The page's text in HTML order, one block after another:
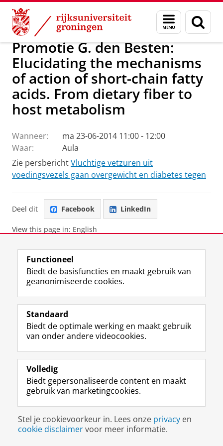
Skip
Content
Skip
Navigation
Menu
en
zoeken
Over ons Actueel Nieuws
Promotie G. den Besten:
Elucidating the mechanisms
of action of short-chain fatty
acids. From dietary fiber to
host metabolism
Wanneer:
ma 23-06-2014 11:00 - 12:00
Waar:
Aula
Zie persberichtVluchtige vetzuren uit
voedingsvezels gaan overgewicht en diabetes tegen
Deel dit Facebook LinkedIn
View this page in: English
Volg de RUG
F
a
c
e
b
o
k
a
i
n
a
R
i
j
L
i
k
e
I
n
p
g
i
n
a
R
i
R
S
-
f
e
d
i
k
s
n
i
v
I
n
t
a
r
-
c
c
u
n
t
Y
o
T
u
e
a
a
a
R
i
Studiekiezers
Maatschappij/bedrijven
Alumni
Over ons
Disclaimer & Copyright Privacy
Cookies
Inloggen
Functioneel
Biedt de basisfuncties en maakt gebruik van
geanonimiseerde cookies.
Standaard
Biedt de optimale werking en maakt gebruik
van onder andere videocookies.
Volledig
Biedt gepersonaliseerde content en maakt
gebruik van marketingcookies.
Stel je cookievoorkeur in. Lees onze privacy en
cookie disclaimervoor meer informatie.